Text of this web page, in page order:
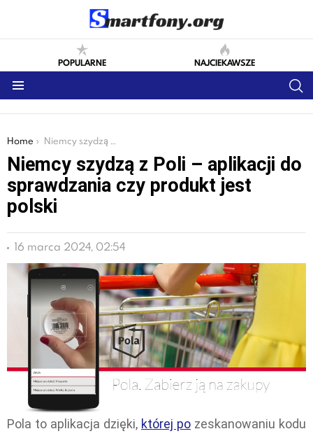
POPULARNE NAJCIEKAWSZE
You are here:
Home Niemcy szydzą z Poli – aplikacji do sprawdzania czy produkt jest polski
Niemcy szydzą z Poli – aplikacji do
sprawdzania czy produkt jest
polski
16 marca 2024, 02:54
Pola to aplikacja dzięki, której po zeskanowaniu kodu